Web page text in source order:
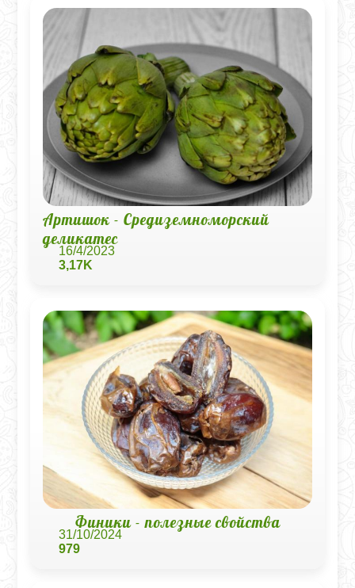
Артишок - Средиземноморский
деликатес
16/4/2023
3,17K
Финики - полезные свойства
31/10/2024
979